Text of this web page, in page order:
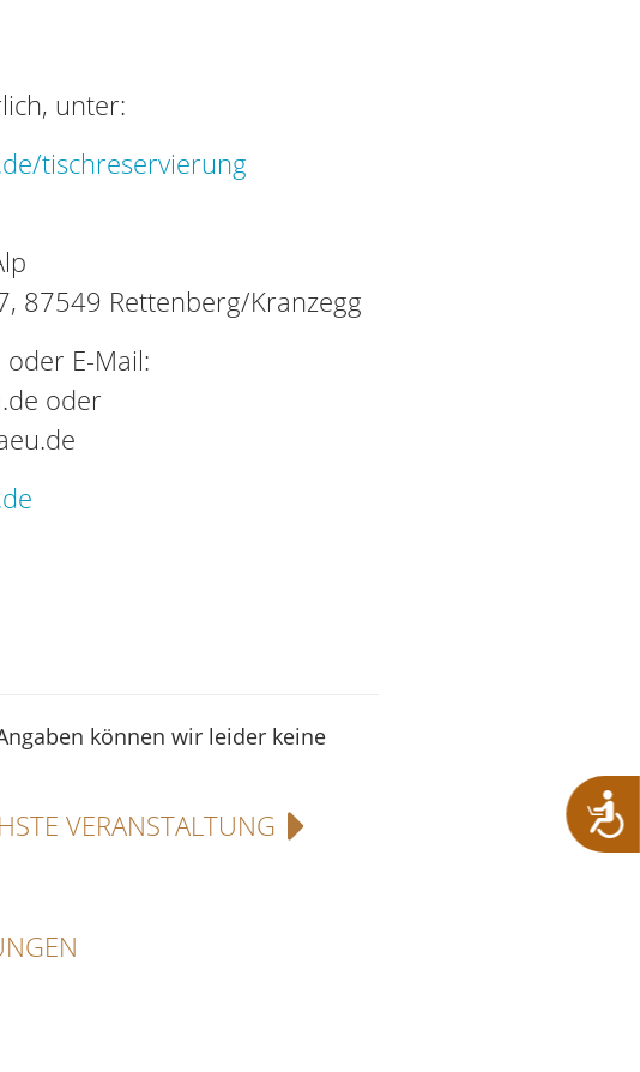
unter:
tischreservierung
87549 Rettenberg/Kranzegg
E-Mail:
oder
können wir leider keine
VERANSTALTUNG